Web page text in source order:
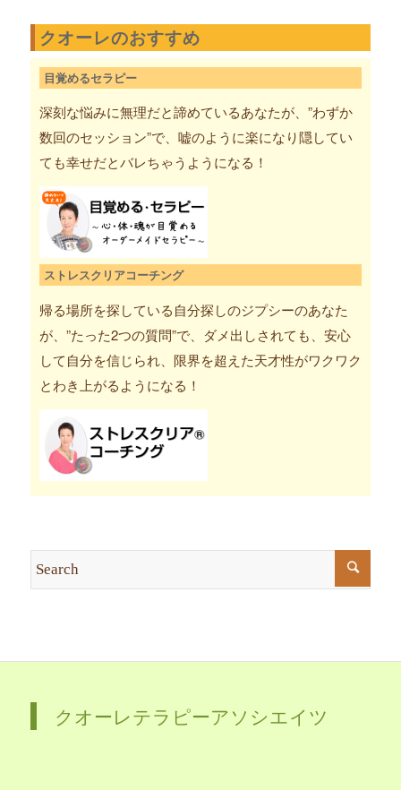
クオーレのおすすめ
目覚めるセラピー
深刻な悩みに無理だと諦めているあなたが、”わずか
数回のセッション”で、嘘のように楽になり隠してい
ても幸せだとバレちゃうようになる！
ストレスクリアコーチング
帰る場所を探している自分探しのジプシーのあなた
が、”たった2つの質問”で、ダメ出しされても、安心
して自分を信じられ、限界を超えた天才性がワクワク
とわき上がるようになる！
クオーレテラピーアソシエイツ